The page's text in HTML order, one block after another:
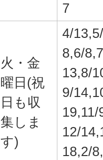
7
火・金
曜日(祝
日も収
集しま
す)
4/
8,6/
13,8/
9/
19,11/
12/
18,2/8,